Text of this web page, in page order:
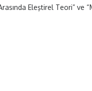
Eleştirel Teori” ve